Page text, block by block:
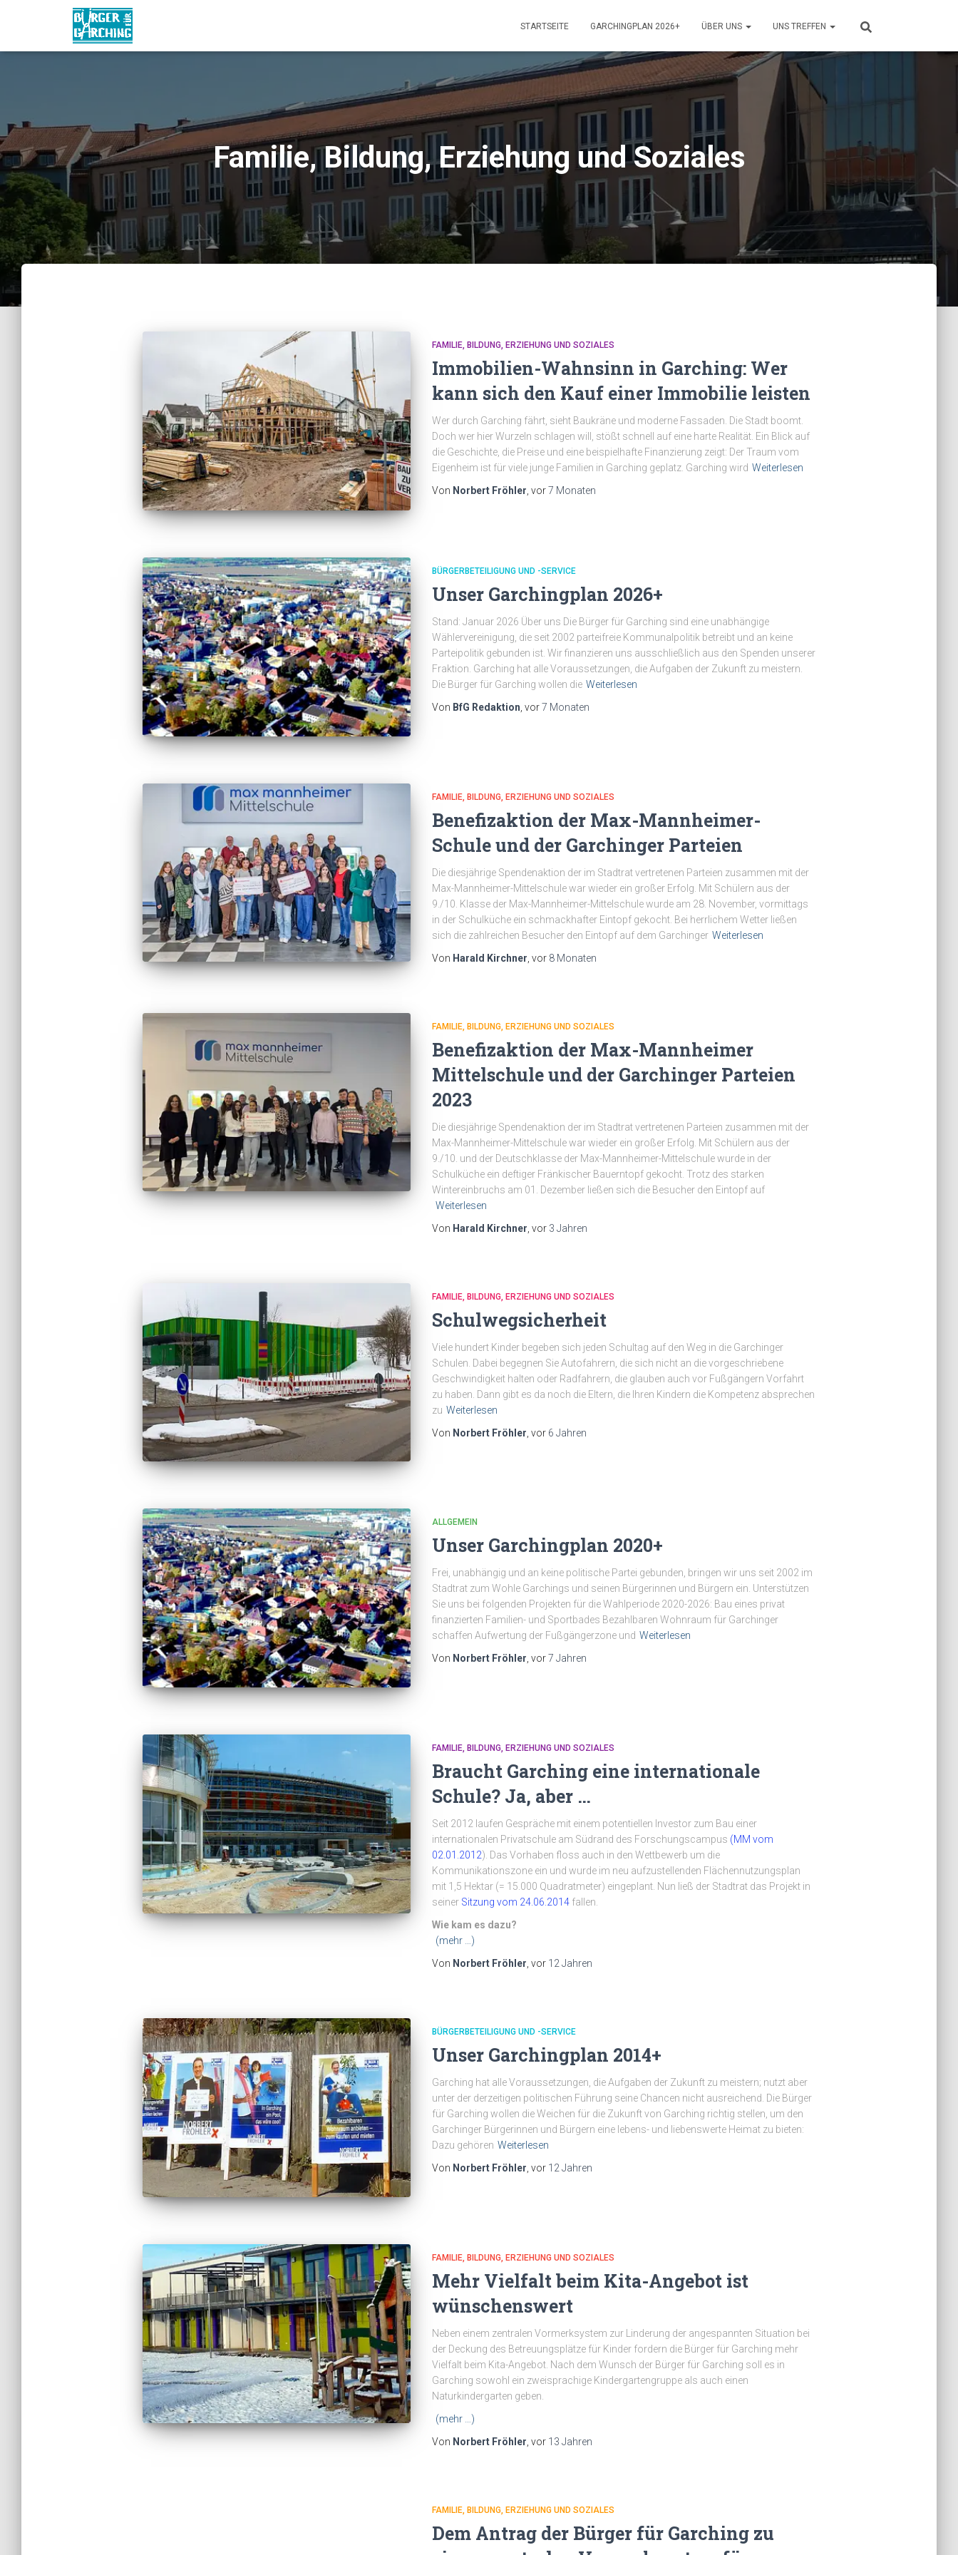
STARTSEITE GARCHINGPLAN 2026+ ÜBER UNS UNS TREFFEN
Familie, Bildung, Erziehung und Soziales
FAMILIE, BILDUNG, ERZIEHUNG UND SOZIALES
Immobilien-Wahnsinn in Garching: Wer
kann sich den Kauf einer Immobilie leisten
Wer durch Garching fährt, sieht Baukräne und moderne Fassaden. Die Stadt boomt.
Doch wer hier Wurzeln schlagen will, stößt schnell auf eine harte Realität. Ein Blick auf
die Geschichte, die Preise und eine beispielhafte Finanzierung zeigt: Der Traum vom
Eigenheim ist für viele junge Familien in Garching geplatz. Garching wird Weiterlesen
Von Norbert Fröhler , vor7 Monaten
BÜRGERBETEILIGUNG UND -SERVICE
Unser Garchingplan 2026+
Stand: Januar 2026 Über uns Die Bürger für Garching sind eine unabhängige
Wählervereinigung, die seit 2002 parteifreie Kommunalpolitik betreibt und an keine
Parteipolitik gebunden ist. Wir finanzieren uns ausschließlich aus den Spenden unserer
Fraktion. Garching hat alle Voraussetzungen, die Aufgaben der Zukunft zu meistern.
Die Bürger für Garching wollen die Weiterlesen
Von BfG Redaktion , vor7 Monaten
FAMILIE, BILDUNG, ERZIEHUNG UND SOZIALES
Benefizaktion der Max-Mannheimer-
Schule und der Garchinger Parteien
Die diesjährige Spendenaktion der im Stadtrat vertretenen Parteien zusammen mit der
Max-Mannheimer-Mittelschule war wieder ein großer Erfolg. Mit Schülern aus der
9./10. Klasse der Max-Mannheimer-Mittelschule wurde am 28. November, vormittags
in der Schulküche ein schmackhafter Eintopf gekocht. Bei herrlichem Wetter ließen
sich die zahlreichen Besucher den Eintopf auf dem Garchinger Weiterlesen
Von Harald Kirchner , vor 8 Monaten
FAMILIE, BILDUNG, ERZIEHUNG UND SOZIALES
Benefizaktion der Max-Mannheimer
Mittelschule und der Garchinger Parteien
2023
Die diesjährige Spendenaktion der im Stadtrat vertretenen Parteien zusammen mit der
Max-Mannheimer-Mittelschule war wieder ein großer Erfolg. Mit Schülern aus der
9./10. und der Deutschklasse der Max-Mannheimer-Mittelschule wurde in der
Schulküche ein deftiger Fränkischer Bauerntopf gekocht. Trotz des starken
Wintereinbruchs am 01. Dezember ließen sich die Besucher den Eintopf auf
Weiterlesen
Von Harald Kirchner , vor 3 Jahren
FAMILIE, BILDUNG, ERZIEHUNG UND SOZIALES
Schulwegsicherheit
Viele hundert Kinder begeben sich jeden Schultag auf den Weg in die Garchinger
Schulen. Dabei begegnen Sie Autofahrern, die sich nicht an die vorgeschriebene
Geschwindigkeit halten oder Radfahrern, die glauben auch vor Fußgängern Vorfahrt
zu haben. Dann gibt es da noch die Eltern, die Ihren Kindern die Kompetenz absprechen
zu Weiterlesen
Von Norbert Fröhler , vor 6 Jahren
ALLGEMEIN
Unser Garchingplan 2020+
Frei, unabhängig und an keine politische Partei gebunden, bringen wir uns seit 2002 im
Stadtrat zum Wohle Garchings und seinen Bürgerinnen und Bürgern ein. Unterstützen
Sie uns bei folgenden Projekten für die Wahlperiode 2020-2026: Bau eines privat
finanzierten Familien- und Sportbades Bezahlbaren Wohnraum für Garchinger
schaffen Aufwertung der Fußgängerzone und Weiterlesen
Von Norbert Fröhler, vor7 Jahren
FAMILIE, BILDUNG, ERZIEHUNG UND SOZIALES
Braucht Garching eine internationale
Schule? Ja, aber …
Seit 2012 laufen Gespräche mit einem potentiellen Investor zum Bau einer
internationalen Privatschule am Südrand des Forschungscampus (MM vom
02.01.2012). Das Vorhaben floss auch in den Wettbewerb um die
Kommunikationszone ein und wurde im neu aufzustellenden Flächennutzungsplan
mit 1,5 Hektar (= 15.000 Quadratmeter) eingeplant. Nun ließ der Stadtrat das Projekt in
seiner Sitzung vom 24.06.2014fallen.
Wie kam es dazu?
(mehr …)
Von Norbert Fröhler, vor 12 Jahren
BÜRGERBETEILIGUNG UND -SERVICE
Unser Garchingplan 2014+
Garching hat alle Voraussetzungen, die Aufgaben der Zukunft zu meistern; nutzt aber
unter der derzeitigen politischen Führung seine Chancen nicht ausreichend. Die Bürger
für Garching wollen die Weichen für die Zukunft von Garching richtig stellen, um den
Garchinger Bürgerinnen und Bürgern eine lebens- und liebenswerte Heimat zu bieten:
Dazu gehören Weiterlesen
Von Norbert Fröhler, vor 12 Jahren
FAMILIE, BILDUNG, ERZIEHUNG UND SOZIALES
Mehr Vielfalt beim Kita-Angebot ist
wünschenswert
Neben einem zentralen Vormerksystem zur Linderung der angespannten Situation bei
der Deckung des Betreuungsplätze für Kinder fordern die Bürger für Garching mehr
Vielfalt beim Kita-Angebot. Nach dem Wunsch der Bürger für Garching soll es in
Garching sowohl ein zweisprachige Kindergartengruppe als auch einen
Naturkindergarten geben.
(mehr …)
Von Norbert Fröhler , vor 13 Jahren
FAMILIE, BILDUNG, ERZIEHUNG UND SOZIALES
Dem Antrag der Bürger für Garching zu